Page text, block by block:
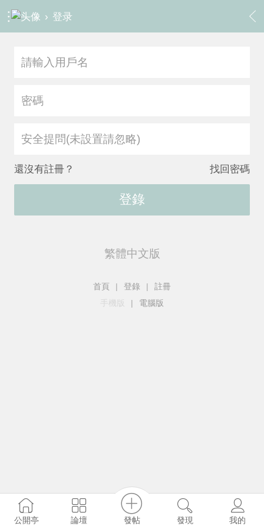
› 登录
安全提問(未設置請忽略)
還沒有註冊？ 找回密碼
登錄
繁體中文版
首頁 | 登錄 |
註冊
手機版
| 電腦版
公開亭 論壇 發帖 發現 我的